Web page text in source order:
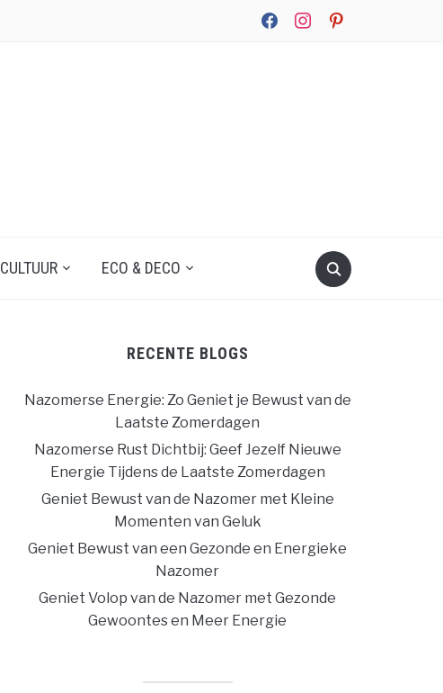
facebookinstagrampinterest
CULTUUR ECO & DECO
RECENTE BLOGS
Nazomerse Energie: Zo Geniet je Bewust van de
Laatste Zomerdagen
Nazomerse Rust Dichtbij: Geef Jezelf Nieuwe
Energie Tijdens de Laatste Zomerdagen
Geniet Bewust van de Nazomer met Kleine
Momenten van Geluk
Geniet Bewust van een Gezonde en Energieke
Nazomer
Geniet Volop van de Nazomer met Gezonde
Gewoontes en Meer Energie